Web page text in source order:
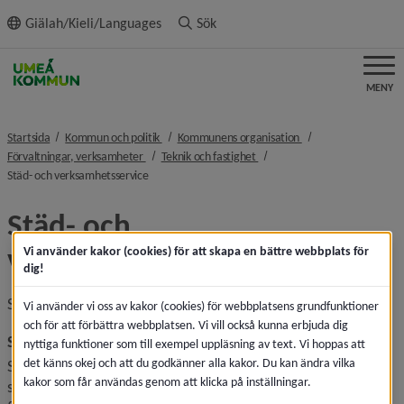
innehållet
Giälah/Kieli/Languages Sök
MENY
Startsida Kommun och politik nivå i brödsmulenavigeringen
Kommunens organisation nivå i
Förvaltningar, verksamheter nivå i brödsmulenavigeringen
Teknik och fastighet nivå i brödsmulenavigeringen
Städ- och verksamhetsservicenivå i brödsmulenavigeringen
Städ- och
verksamhetsservice
Städ- och verksamhetsservice består av två verksamheter.
Städservice
Städservice ansvarar för lokalvård i kommunens lokaler,
som skolor, vård- och omsorgsboenden samt kultur- och
Vi använder kakor (cookies) för att skapa en bättre webbplats för
dig!
Vi använder vi oss av kakor (cookies) för webbplatsens grundfunktioner
och för att förbättra webbplatsen. Vi vill också kunna erbjuda dig
nyttiga funktioner som till exempel uppläsning av text. Vi hoppas att
det känns okej och att du godkänner alla kakor. Du kan ändra vilka
kakor som får användas genom att klicka på inställningar.